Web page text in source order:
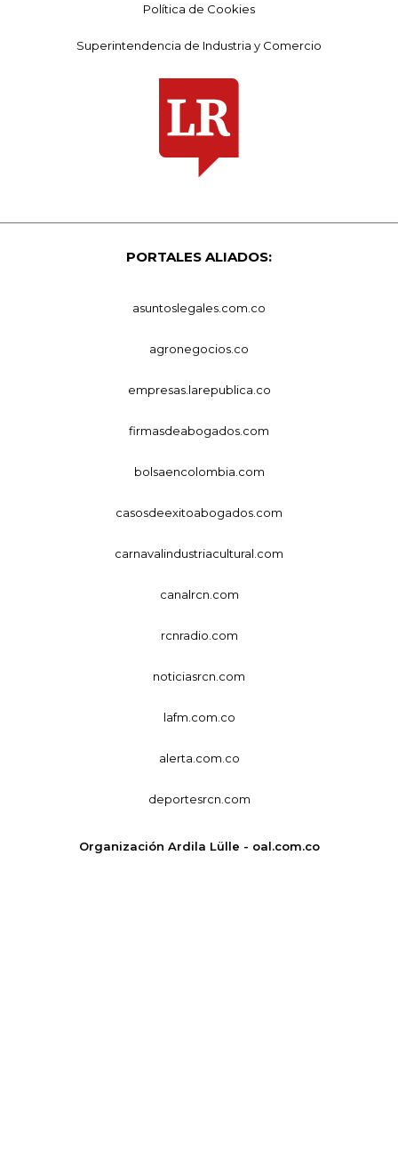
Política de Cookies
Superintendencia de Industria y Comercio
PORTALES ALIADOS:
asuntoslegales.com.co
agronegocios.co
empresas.larepublica.co
firmasdeabogados.com
bolsaencolombia.com
casosdeexitoabogados.com
carnavalindustriacultural.com
canalrcn.com
rcnradio.com
noticiasrcn.com
lafm.com.co
alerta.com.co
deportesrcn.com
Organización Ardila Lülle - oal.com.co